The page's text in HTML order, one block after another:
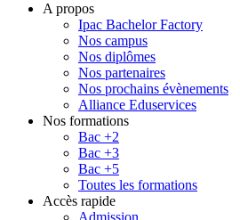
A propos
Ipac Bachelor Factory
Nos campus
Nos diplômes
Nos partenaires
Nos prochains évènements
Alliance Eduservices
Nos formations
Bac +2
Bac +3
Bac +5
Toutes les formations
Accès rapide